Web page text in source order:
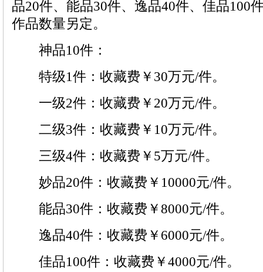
品20件、能品30件、逸品40件、佳品100
作品数量另定。
神品10件：
特级1件：收藏费￥30万元/件。
一级2件：收藏费￥20万元/件。
二级3件：收藏费￥10万元/件。
三级4件：收藏费￥5万元/件。
妙品20件：收藏费￥10000元/件。
能品30件：收藏费￥8000元/件。
逸品40件：收藏费￥6000元/件。
佳品100件：收藏费￥4000元/件。